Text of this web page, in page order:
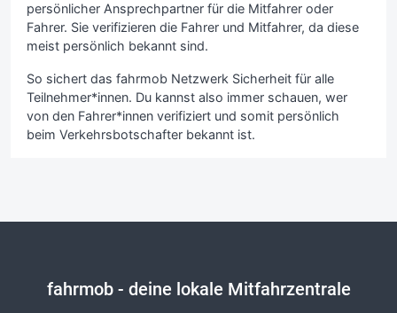
persönlicher Ansprechpartner für die Mitfahrer oder
Fahrer. Sie verifizieren die Fahrer und Mitfahrer, da diese
meist persönlich bekannt sind.
So sichert das fahrmob Netzwerk Sicherheit für alle
Teilnehmer*innen. Du kannst also immer schauen, wer
von den Fahrer*innen verifiziert und somit persönlich
beim Verkehrsbotschafter bekannt ist.
fahrmob- deine lokale Mitfahrzentrale